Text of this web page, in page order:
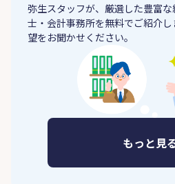
弥生スタッフが、厳選した豊富
士・会計事務所を無料でご紹介
望をお聞かせください。
もっと見